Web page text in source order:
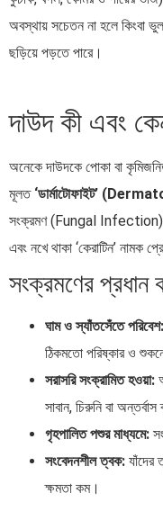
অবস্থায় সচেতন না হলে কিংবা
ছড়িয়ে পড়তে পারে।
দাউদ কী এবং
অনেকে দাউদকে পোকা বা
মূলত ‘ডার্মাটোফাইট’
সংক্রমণ (Fungal
এবং নখে থাকা ‘কেরাটিন’ নামক
সংক্রমণের প্রধান
ঘাম ও স্যাঁতসেঁতে পরিবেশ:
ঠিকমতো পরিষ্কার ও
সরাসরি সংক্রামিত হওয়া:
সাবান, চিরুনি বা
গৃহপালিত পশুর মাধ্যমে:
সংবেদনশীল ত্বক: যাঁদের
ক্ষমতা কম।